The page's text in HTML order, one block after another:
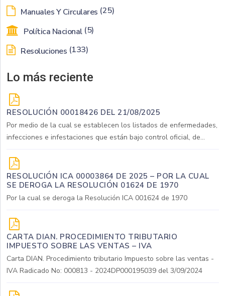
Manuales Y Circulares (25)
Política Nacional (5)
Resoluciones (133)
Lo más reciente
RESOLUCIÓN 00018426 DEL 21/08/2025
Por medio de la cual se establecen los listados de enfermedades,
infecciones e infestaciones que están bajo control oficial, de...
RESOLUCIÓN ICA 00003864 DE 2025 – POR LA CUAL
SE DEROGA LA RESOLUCIÓN 01624 DE 1970
Por la cual se deroga la Resolución ICA 001624 de 1970
CARTA DIAN. PROCEDIMIENTO TRIBUTARIO
IMPUESTO SOBRE LAS VENTAS – IVA
Carta DIAN. Procedimiento tributario Impuesto sobre las ventas -
IVA Radicado No: 000813 - 2024DP000195039 del 3/09/2024